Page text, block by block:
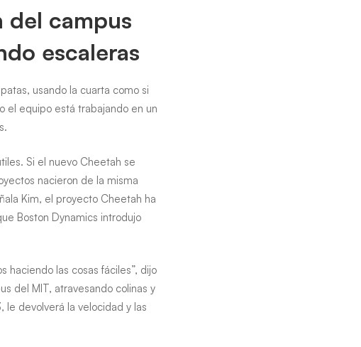
del campus
escaleras
usando la cuarta como si
el equipo está trabajando en un
Si el nuevo Cheetah se
nacieron de la misma
Kim, el proyecto Cheetah ha
Boston Dynamics introdujo
haciendo las cosas fáciles”, dijo
del MIT, atravesando colinas y
le devolverá la velocidad y las